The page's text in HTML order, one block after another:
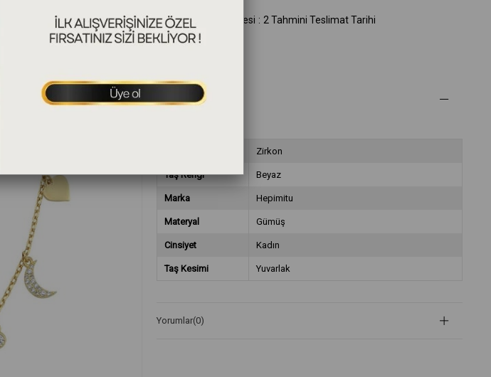
Tahmini Teslim Süresi : 2 Tahmini Teslimat Tarihi
Ürün Özellikleri
Zirkon
Taş Rengi Beyaz
Marka Hepimitu
Materyal Gümüş
Cinsiyet Kadın
Taş Kesimi Yuvarlak
Yorumlar(0)